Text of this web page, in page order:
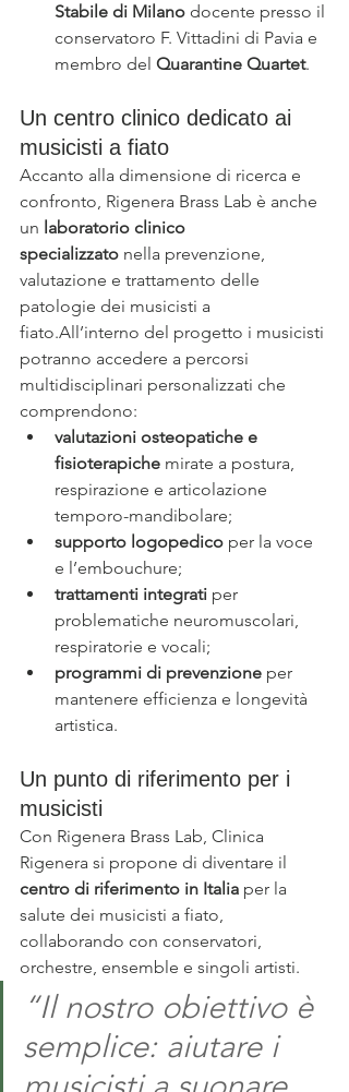
Stabile di Milano docente presso il
conservatoro F. Vittadini di Pavia e
membro del Quarantine Quartet.
Un centro clinico dedicato ai
musicisti a fiato
Accanto alla dimensione di ricerca e
confronto, Rigenera Brass Lab è anche
un laboratorio clinico
specializzato nella prevenzione,
valutazione e trattamento delle
patologie dei musicisti a
fiato.All’interno del progetto i musicisti
potranno accedere a percorsi
multidisciplinari personalizzati che
comprendono:
valutazioni osteopatiche e
fisioterapiche mirate a postura,
respirazione e articolazione
temporo-mandibolare;
supporto logopedico per la voce
e l’embouchure;
trattamenti integrati per
problematiche neuromuscolari,
respiratorie e vocali;
programmi di prevenzione per
mantenere efficienza e longevità
artistica.
Un punto di riferimento per i
musicisti
Con Rigenera Brass Lab, Clinica
Rigenera si propone di diventare il
centro di riferimento in Italia per la
salute dei musicisti a fiato,
collaborando con conservatori,
orchestre, ensemble e singoli artisti.
“Il nostro obiettivo è
semplice: aiutare i